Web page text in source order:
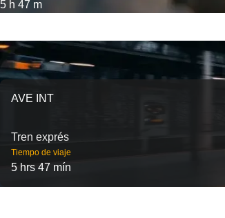
5 h 47 m
AVE INT
Tren exprés
Tiempo de viaje
5 hrs 47 mín